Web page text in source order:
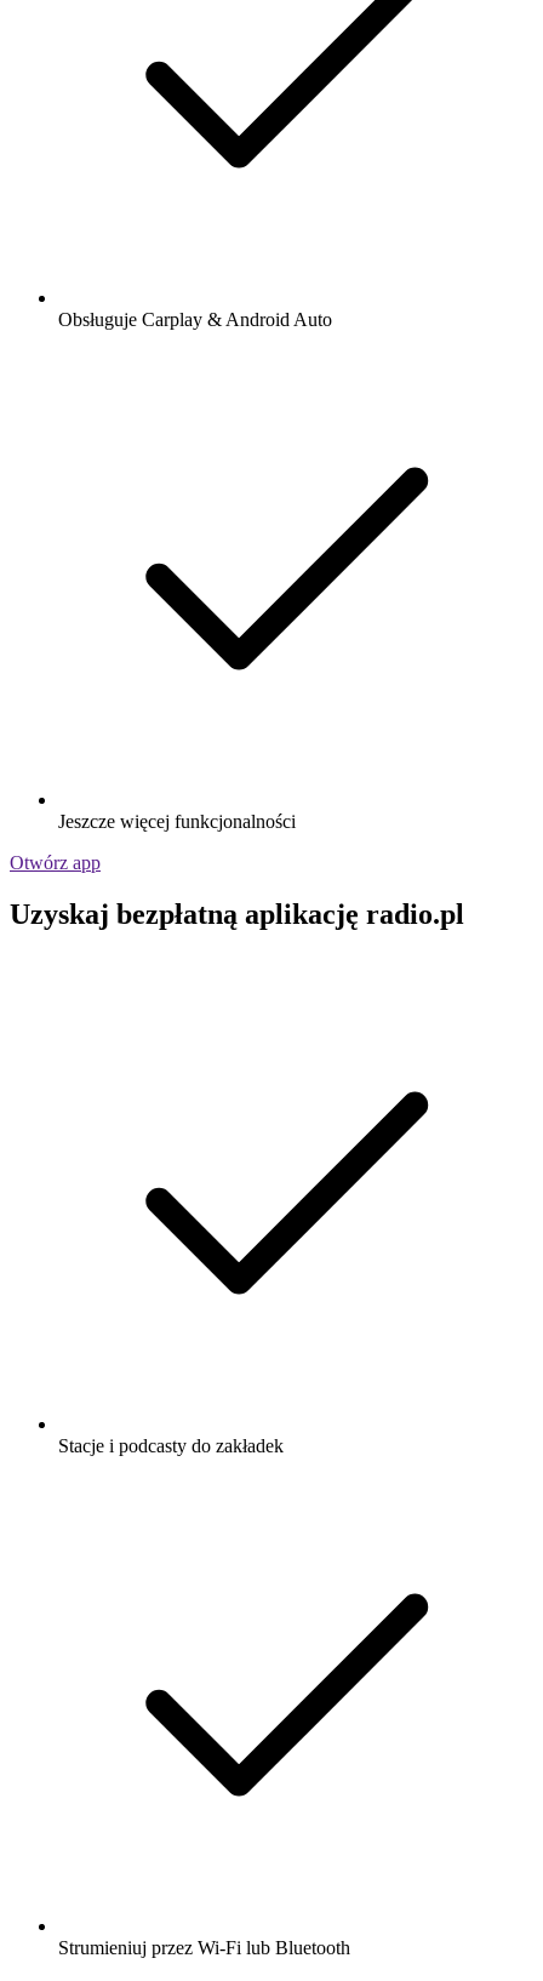
Obsługuje Carplay & Android Auto
Jeszcze więcej funkcjonalności
Otwórz app
Uzyskaj bezpłatną aplikację radio.pl
Stacje i podcasty do zakładek
Strumieniuj przez Wi-Fi lub Bluetooth